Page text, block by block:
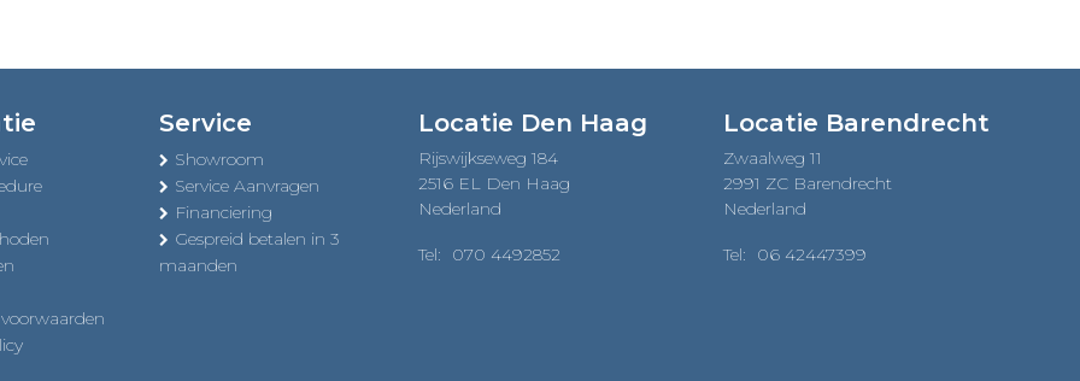
Service
Showroom
Service Aanvragen
Financiering
Gespreid betalen in 3
maanden
Locatie Den Haag
Rijswijkseweg 184
2516 EL Den Haag
Nederland
Tel: 070 4492852
Locatie Barendrecht
Zwaalweg 11
2991 ZC Barendrecht
Nederland
Tel: 06 42447399